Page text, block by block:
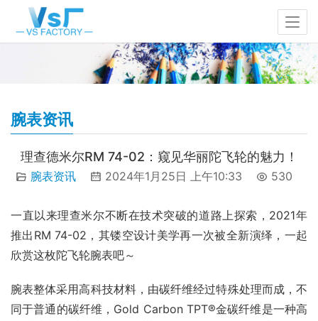
腕表资讯
理查德米尔RM 74-02：窥见华丽陀飞轮的魅力！
腕表资讯 2024年1月25日 上午10:33 530
一直以来理查米尔不断在技术突破的道路上探索，2021年
推出RM 74-02，其镂空设计美学再一次被全新演绎，一起
欣赏这枚陀飞轮腕表吧～
腕表整体采用高科技材料，由碳纤维经过特殊处理而成，不
同于普通的碳纤维，Gold Carbon TPT®金碳纤维是一种高